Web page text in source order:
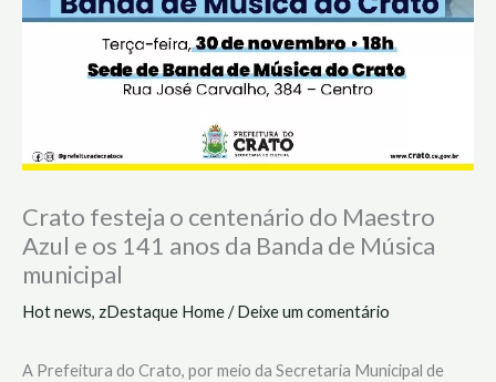
Crato festeja o centenário do Maestro
Azul e os 141 anos da Banda de Música
municipal
Hot news, zDestaque Home/Deixe um comentário
A Prefeitura do Crato, por meio da Secretaria Municipal de